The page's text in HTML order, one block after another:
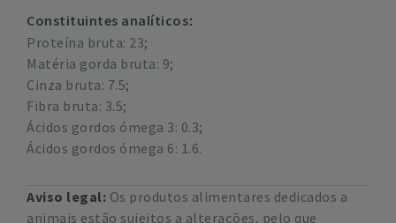
Constituintes analíticos
Proteína bruta: 23;
Matéria gorda bruta: 9;
Cinza bruta: 7.5;
Fibra bruta: 3.5;
Ácidos gordos ómega 3: 0.3;
Ácidos gordos ómega 6: 1.6.
Aviso legal: Os produtos alimentares dedicados a
animais estão sujeitos a alterações, pelo que